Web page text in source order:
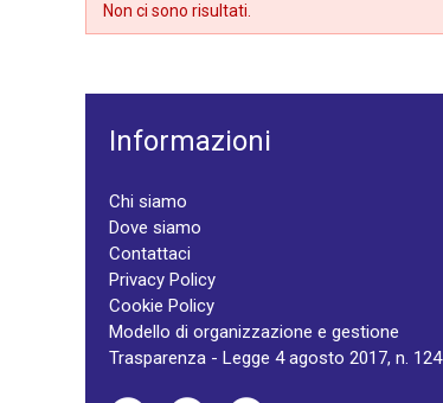
Non ci sono risultati.
Informazioni
Chi siamo
Dove siamo
Contattaci
Privacy Policy
Cookie Policy
Modello di organizzazione e gestione
Trasparenza - Legge 4 agosto 2017, n. 124